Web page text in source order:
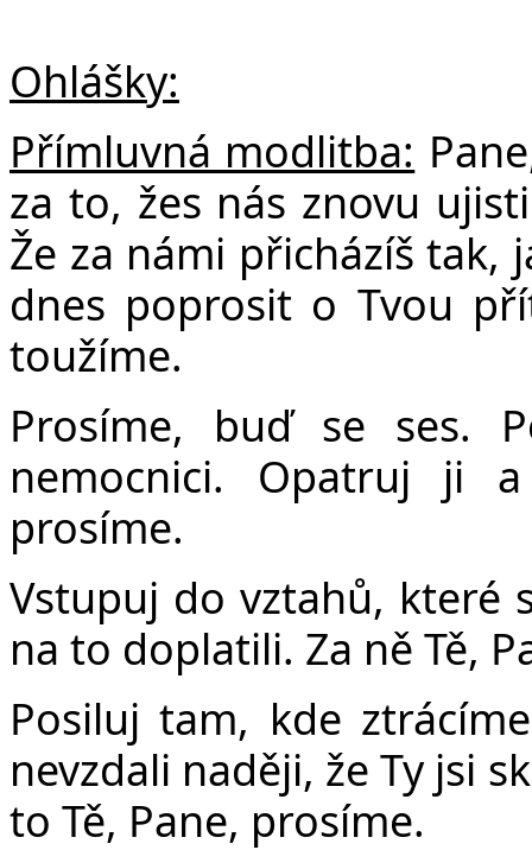
Ohlášky:
Přímluvná modlitba:
za to, žes nás znovu
Že za námi přicházíš tak,
dnes poprosit o Tvou
toužíme.
Prosíme, buď se ses.
nemocnici. Opatruj ji
prosíme.
Vstupuj do vztahů, které
na to doplatili. Za ně Tě,
Posiluj tam, kde
nevzdali naději, že Ty jsi
to Tě, Pane, prosíme.